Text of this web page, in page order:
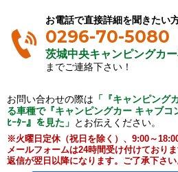
お電話で直接詳細を聞きたい
0296-70-5080
茨城中央キャンピングカ
までご連絡下さい！
お問い合わせの際は 「『キャンピング
る車種で『キャンピングカー キャブコ
ﾋｰﾀｰ』を見た」 とお伝えください。
※火曜日定休（祝日を除く）、9:00～
メールフォームは24時間受け付けており
返信が翌日以降になります。ご了承下さい